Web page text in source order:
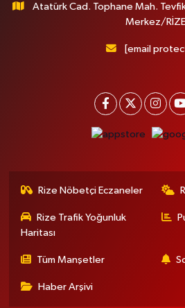
Atatürk Cad. Tophane Mah.
Merkez/RİZE
[email
Rize Nöbetçi Eczaneler
Rize Trafik Yoğunluk
Haritası
Tüm Manşetler
Haber Arşivi